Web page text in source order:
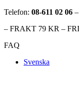
Telefon: 08-611 02 06
– FRAKT 79 KR –
FAQ
Svenska